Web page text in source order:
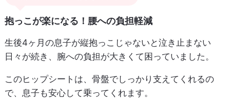
抱っこが楽になる！腰への負担軽減
生後4ヶ月の息子が縦抱っこじゃないと泣き止まない
日々が続き、腕への負担が大きくて困っていました。
このヒップシートは、骨盤でしっかり支えてくれるの
で、息子も安心して乗ってくれます。